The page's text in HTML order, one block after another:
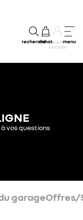
rechercheachatmon
compte
menu
vos questions
garageOffres/